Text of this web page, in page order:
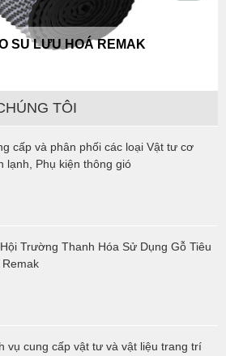
HOÁ REMAK
TÔI
cấp và phân phối các loại Vật tư cơ
lạnh, Phụ kiện thông gió
Trường Thanh Hóa Sử Dụng Gỗ Tiêu
Remak
vụ cung cấp vật tư và vật liệu trang trí